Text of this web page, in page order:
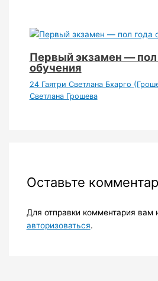
Первый экзамен — пол
обучения
24 Гаятри Светлана Бхарго
Светлана Грошева
Оставьте
Для отправки комментария вам
авторизоваться.